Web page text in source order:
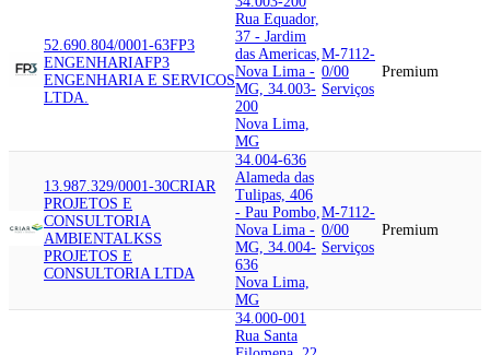
52.690.804/0001-63FP3
ENGENHARIAFP3
ENGENHARIA E SERVICOS
LTDA.
Rua Equador,
37 - Jardim
das Americas,
Nova Lima -
MG, 34.003-
200
Nova Lima,
MG
M-7112-
0/00
Serviços
Premium
13.987.329/0001-30CRIAR
PROJETOS E
CONSULTORIA
AMBIENTALKSS
PROJETOS E
CONSULTORIA LTDA
34.004-636
Alameda das
Tulipas, 406
- Pau Pombo,
Nova Lima -
MG, 34.004-
636
Nova Lima,
MG
M-7112-
0/00
Serviços
Premium
34.000-001
Rua Santa